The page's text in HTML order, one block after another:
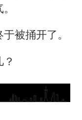
演长剧
被捅开了。